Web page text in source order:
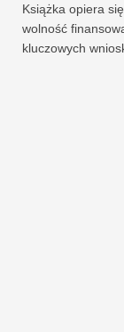
Książka opiera
wolność
kluczowych